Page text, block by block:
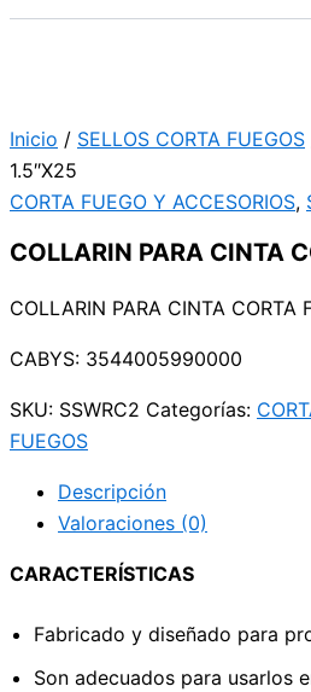
Inicio / SELLOS CORTA FUEGOS
1.5″X25
CORTA FUEGO Y ACCESORIOS,
COLLARIN PARA CINTA
COLLARIN PARA CINTA CORTA
CABYS: 3544005990000
SKU: SSWRC2 Categorías:
FUEGOS
Descripción
Valoraciones (0)
CARACTERÍSTICAS
Fabricado y diseñado para
Son adecuados para usarlos